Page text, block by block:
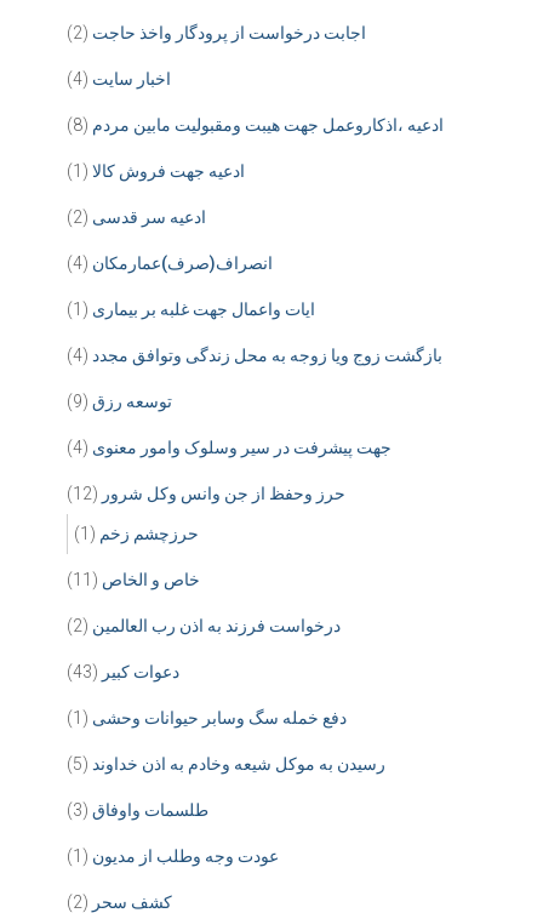
اجابت درخواست از پرودگار واخذ حاجت (2)
اخبار سایت (4)
ادعیه ،اذکاروعمل جهت هیبت ومقبولیت مابین مردم (8)
ادعیه جهت فروش کالا (1)
ادعیه سر قدسی (2)
انصراف(صرف)عمارمکان (4)
ایات واعمال جهت غلبه بر بیماری (1)
بازگشت زوج ویا زوجه به محل زندگی وتوافق مجدد (4)
توسعه رزق (9)
جهت پیشرفت در سیر وسلوک وامور معنوی (4)
حرز وحفظ از جن وانس وکل شرور (12)
حرزچشم زخم (1)
خاص و الخاص (11)
درخواست فرزند به اذن رب العالمین (2)
دعوات کبیر (43)
دفع خمله سگ وسابر حیوانات وحشی (1)
رسیدن به موکل شیعه وخادم به اذن خداوند (5)
طلسمات واوفاق (3)
عودت وجه وطلب از مدیون (1)
کشف سحر (2)